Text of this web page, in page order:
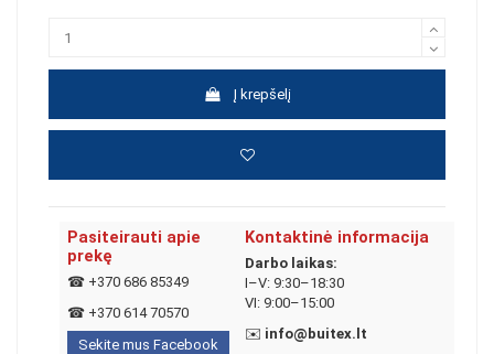
Į krepšelį
Pasiteirauti apie
prekę
☎ +370 686 85349
☎ +370 614 70570
Sekite mus Facebook
Kontaktinė informacija
Darbo laikas:
I–V: 9:30–18:30
VI: 9:00–15:00
✉️ info@buitex.lt